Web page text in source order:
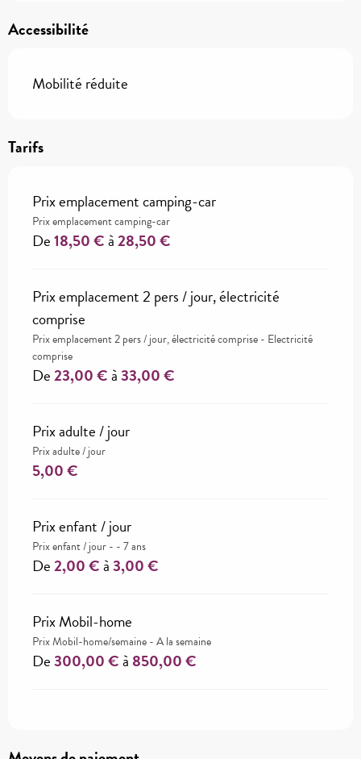
Accessibilité
Mobilité réduite
Tarifs
Prix emplacement camping-car
Prix emplacement camping-car
De18,50 €à28,50 €
Prix emplacement 2 pers / jour, électricité
comprise
Prix emplacement 2 pers / jour, électricité comprise - Electricité
comprise
De23,00 €à33,00 €
Prix adulte / jour
Prix adulte / jour
5,00 €
Prix enfant / jour
Prix enfant / jour - - 7 ans
De2,00 €à3,00 €
Prix Mobil-home
Prix Mobil-home/semaine - A la semaine
De300,00 €à 850,00 €